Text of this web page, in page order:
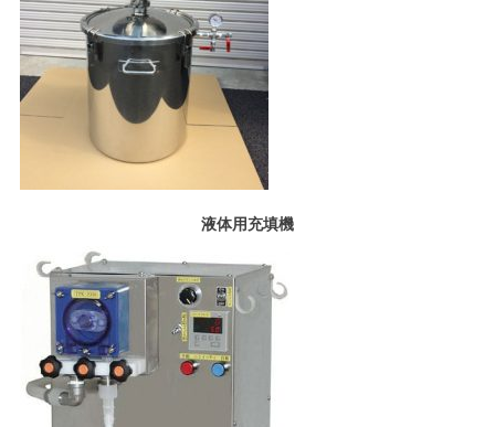
液体用充填機